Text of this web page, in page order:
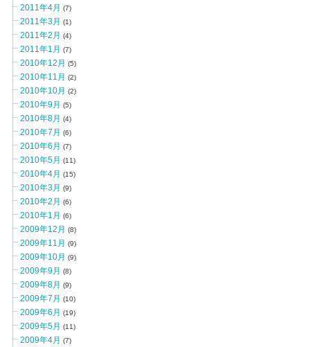
2011年4月 (7)
2011年3月 (1)
2011年2月 (4)
2011年1月 (7)
2010年12月 (5)
2010年11月 (2)
2010年10月 (2)
2010年9月 (5)
2010年8月 (4)
2010年7月 (6)
2010年6月 (7)
2010年5月 (11)
2010年4月 (15)
2010年3月 (9)
2010年2月 (6)
2010年1月 (6)
2009年12月 (8)
2009年11月 (9)
2009年10月 (9)
2009年9月 (8)
2009年8月 (9)
2009年7月 (10)
2009年6月 (19)
2009年5月 (11)
2009年4月 (7)